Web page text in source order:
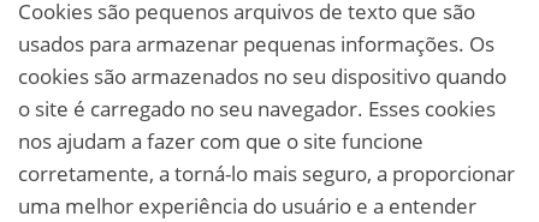
Cookies são pequenos arquivos de texto que são
usados para armazenar pequenas informações. Os
cookies são armazenados no seu dispositivo quando
o site é carregado no seu navegador. Esses cookies
nos ajudam a fazer com que o site funcione
corretamente, a torná-lo mais seguro, a proporcionar
uma melhor experiência do usuário e a entender